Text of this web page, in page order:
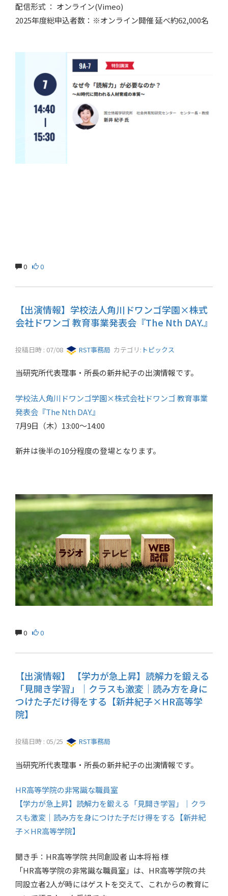
配信形式 ： オンライン(Vimeo)
2025年度総申込者数：※オンライン開催 延べ約62,000名
0 0
【出演情報】学校法人角川ドワンゴ学園×株式
会社ドワンゴ 教育事業発表会『The Nth DAY.』
投稿日時 : 07/08 RST事務局 カテゴリ: トピックス
当研究所代表理事・所長の新井紀子の出演情報です。
学校法人角川ドワンゴ学園×株式会社ドワンゴ 教育事業
発表会『The Nth DAY.』
7月9日（木）13:00～14:00
新井は後半の10分程度の登場となります。
0 0
【出演情報】 【学力が急上昇】読解力を鍛える
「見開き学習」｜クラスも激変｜読み方を身に
つけた子だけ得をする【新井紀子×HR高等学
院】
投稿日時 : 05/25 RST事務局
当研究所代表理事・所長の新井紀子の出演情報です。
HR高等学院の非常識な職員室
【学力が急上昇】読解力を鍛える「見開き学習」｜クラ
スも激変｜読み方を身につけた子だけ得をする【新井紀
子×HR高等学院】
聞き手：HR高等学院 共同創設者 山本将裕 様
「HR高等学院の非常識な職員室」は、HR高等学院の共
同設立者2人が時にはゲストを交えて、これからの教育に